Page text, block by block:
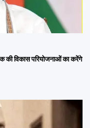
विकास परियोजनाओं का करेंगे